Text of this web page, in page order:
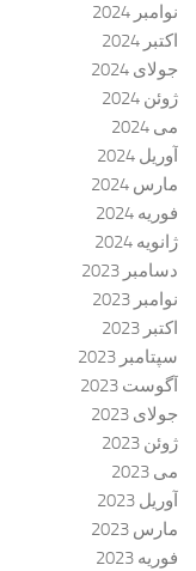
نوامبر 2024
اکتبر 2024
جولای 2024
ژوئن 2024
می 2024
آوریل 2024
مارس 2024
فوریه 2024
ژانویه 2024
دسامبر 2023
نوامبر 2023
اکتبر 2023
سپتامبر 2023
آگوست 2023
جولای 2023
ژوئن 2023
می 2023
آوریل 2023
مارس 2023
فوریه 2023